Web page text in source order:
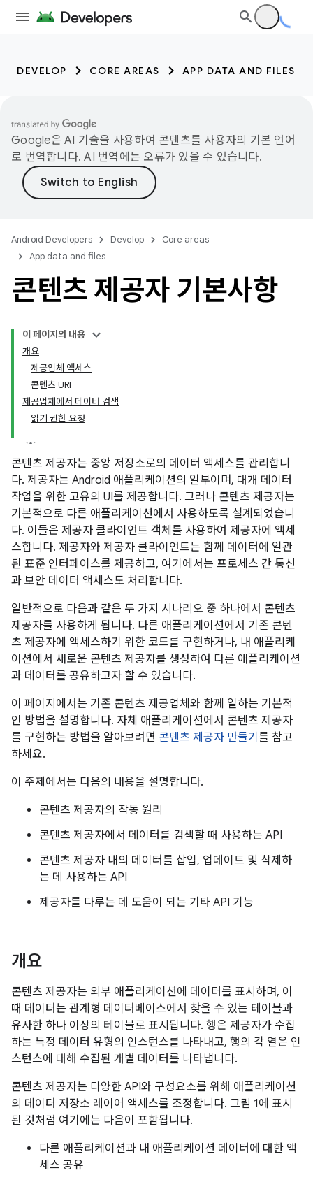
DEVELOP CORE AREAS APP DATA AND FILES
Google은 AI 기술을 사용하여 콘텐츠를 사용자의 기본 언어
로 번역합니다. AI 번역에는 오류가 있을 수 있습니다.
Android Developers Develop
Core areas
App data and files
콘텐츠 제공자 기본사항
이 페이지의 내용
개요
제공업체 액세스
콘텐츠 URI
제공업체에서 데이터 검색
읽기 권한 요청
콘텐츠 제공자는 중앙 저장소로의 데이터 액세스를 관리합니
다. 제공자는 Android 애플리케이션의 일부이며, 대개 데이터
작업을 위한 고유의 UI를 제공합니다. 그러나 콘텐츠 제공자는
기본적으로 다른 애플리케이션에서 사용하도록 설계되었습니
다. 이들은 제공자 클라이언트 객체를 사용하여 제공자에 액세
스합니다. 제공자와 제공자 클라이언트는 함께 데이터에 일관
된 표준 인터페이스를 제공하고, 여기에서는 프로세스 간 통신
과 보안 데이터 액세스도 처리합니다.
일반적으로 다음과 같은 두 가지 시나리오 중 하나에서 콘텐츠
제공자를 사용하게 됩니다. 다른 애플리케이션에서 기존 콘텐
츠 제공자에 액세스하기 위한 코드를 구현하거나, 내 애플리케
이션에서 새로운 콘텐츠 제공자를 생성하여 다른 애플리케이션
과 데이터를 공유하고자 할 수 있습니다.
이 페이지에서는 기존 콘텐츠 제공업체와 함께 일하는 기본적
인 방법을 설명합니다. 자체 애플리케이션에서 콘텐츠 제공자
를 구현하는 방법을 알아보려면 콘텐츠 제공자 만들기 를 참고
하세요.
이 주제에서는 다음의 내용을 설명합니다.
콘텐츠 제공자의 작동 원리
콘텐츠 제공자에서 데이터를 검색할 때 사용하는 API
콘텐츠 제공자 내의 데이터를 삽입, 업데이트 및 삭제하
는 데 사용하는 API
제공자를 다루는 데 도움이 되는 기타 API 기능
개요
콘텐츠 제공자는 외부 애플리케이션에 데이터를 표시하며, 이
때 데이터는 관계형 데이터베이스에서 찾을 수 있는 테이블과
유사한 하나 이상의 테이블로 표시됩니다. 행은 제공자가 수집
하는 특정 데이터 유형의 인스턴스를 나타내고, 행의 각 열은 인
스턴스에 대해 수집된 개별 데이터를 나타냅니다.
콘텐츠 제공자는 다양한 API와 구성요소를 위해 애플리케이션
의 데이터 저장소 레이어 액세스를 조정합니다. 그림 1에 표시
된 것처럼 여기에는 다음이 포함됩니다.
다른 애플리케이션과 내 애플리케이션 데이터에 대한 액
세스 공유